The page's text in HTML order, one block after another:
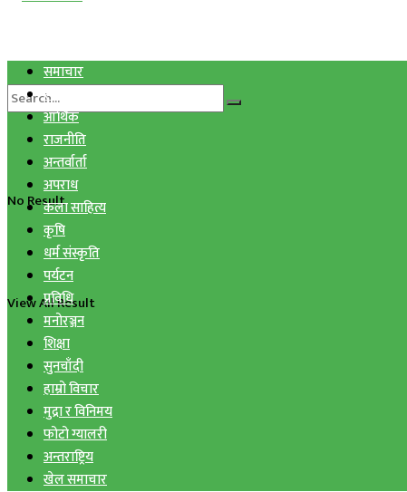
No Result
View All Result
समाचार
स्वास्थ्य
आर्थिक
राजनीति
अन्तर्वार्ता
अपराध
कला साहित्य
कृषि
धर्म संस्कृति
पर्यटन
प्रविधि
मनोरञ्जन
शिक्षा
सुनचाँदी
हाम्रो विचार
मुद्रा र विनिमय
फोटो ग्यालरी
अन्तराष्ट्रिय
खेल समाचार